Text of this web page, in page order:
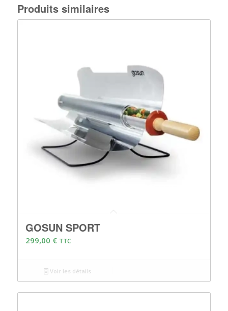
Produits similaires
GOSUN SPORT
299,00 € TTC
Voir les détails